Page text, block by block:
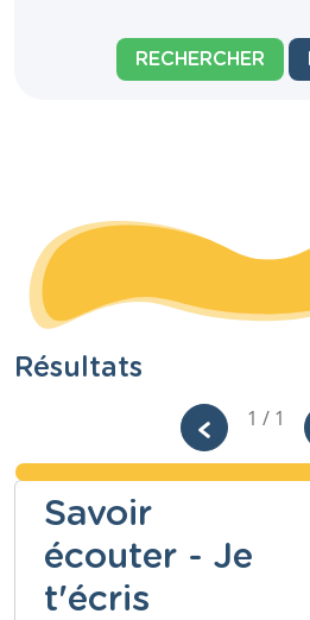
RECHERCHER
Résultats
1 / 1
Savoir
écouter - Je
t'écris